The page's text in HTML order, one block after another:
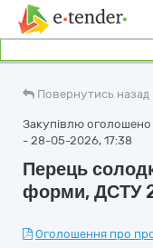
Повернутись назад
Закупівлю оголошено
- 28-05-2026, 17:38
Перець
форми, ДСТУ
Оголошення про